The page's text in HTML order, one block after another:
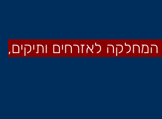
לאזרחים ותיקים,